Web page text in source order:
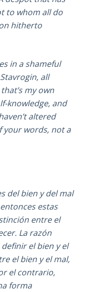
to whom all do
hitherto
in a shameful
all
my own
knowledge, and
altered
your words, not a
del bien y del mal
estas
entre el
La razón
el bien y el
el bien y el mal,
el contrario,
forma